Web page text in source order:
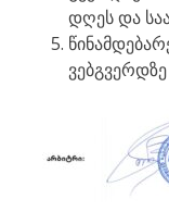
დღეს და
ვებგვერდზე